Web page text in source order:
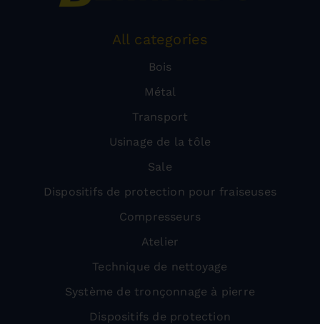
All categories
Bois
Métal
Transport
Usinage de la tôle
Sale
Dispositifs de protection pour fraiseuses
Compresseurs
Atelier
Technique de nettoyage
Système de tronçonnage à pierre
Dispositifs de protection